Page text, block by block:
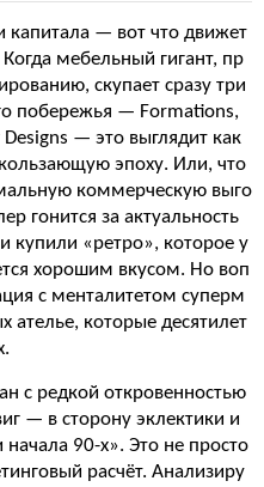
капитала — вот что движет
мебельный гигант, пр
скупает сразу три
побережья — Formations,
— это выглядит как
эпоху. Или, что
коммерческую выго
гонится за актуальность
купили «ретро», которое у
хорошим вкусом. Но воп
с менталитетом суперм
ателье, которые десятилет
с редкой откровенностью
— в сторону эклектики и
90-х». Это не просто
расчёт. Анализиру